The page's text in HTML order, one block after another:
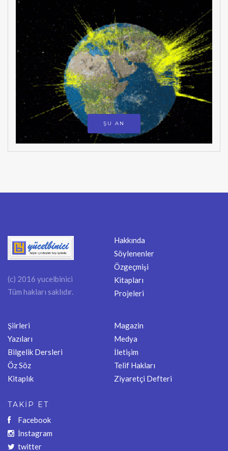
ŞU AN
(c) 2016 yucelbinici
Tüm hakları saklıdır.
Hakkında
Söylenenler
Özgeçmişi
Kitapları
Projeleri
Şiirleri
Yazıları
Bilgelik Dersleri
Öz Söz
Kitaplık
Magazin
Medya
İletişim
Telif Hakları
Ziyaretçi Defteri
TAKİP ET
Facebook
İnstagram
twitter